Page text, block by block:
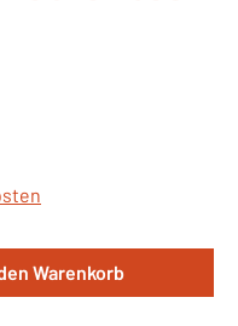
gewünschten
Warenkorb